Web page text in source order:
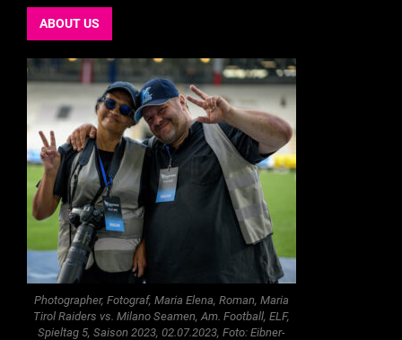
ABOUT US
Photographer, Fotograf, Maria Elena, Roman, Maria
Tirol Raiders vs. Milano Seamen, Am. Football, ELF,
Spieltag 5, Saison 2023, 02.07.2023, Foto: Eibner-